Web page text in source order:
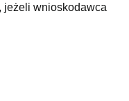
jeżeli wnioskodawca